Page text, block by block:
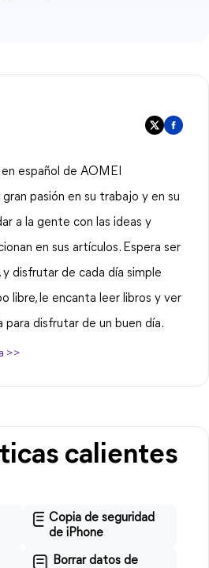
español de AOMEI
gran pasión en su trabajo y en su
a la gente con las ideas y
en sus artículos. Espera ser
y disfrutar de cada día simple
libre, le encanta leer libros y ver
para disfrutar de un buen día.
>>
calientes
Copia de seguridad
de iPhone
Borrar datos de